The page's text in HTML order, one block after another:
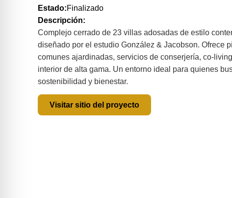
Estado:Finalizado
Descripción:
Complejo cerrado de 23 villas adosadas de estilo
diseñado por el estudio González & Jacobson. Ofrece
comunes ajardinadas, servicios de conserjería, co-
interior de alta gama. Un entorno ideal para quienes
sostenibilidad y bienestar.
Visitar sitio del proyecto